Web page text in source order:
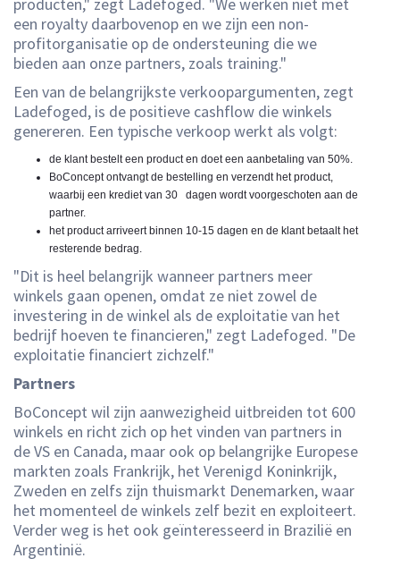
een royalty daarbovenop en we zijn een non-
profitorganisatie op de ondersteuning die we
bieden aan onze partners, zoals training."
Een van de belangrijkste verkoopargumenten, zegt
Ladefoged, is de positieve cashflow die winkels
genereren. Een typische verkoop werkt als volgt:
de klant bestelt een product en doet een aanbetaling van 50%.
BoConcept ontvangt de bestelling en verzendt het product,
waarbij een krediet van 30 dagen wordt voorgeschoten aan de
partner.
het product arriveert binnen 10-15 dagen en de klant betaalt het
resterende bedrag.
"Dit is heel belangrijk wanneer partners meer
winkels gaan openen, omdat ze niet zowel de
investering in de winkel als de exploitatie van het
bedrijf hoeven te financieren," zegt Ladefoged. "De
exploitatie financiert zichzelf."
Partners
BoConcept wil zijn aanwezigheid uitbreiden tot 600
winkels en richt zich op het vinden van partners in
de VS en Canada, maar ook op belangrijke Europese
markten zoals Frankrijk, het Verenigd Koninkrijk,
Zweden en zelfs zijn thuismarkt Denemarken, waar
het momenteel de winkels zelf bezit en exploiteert.
Verder weg is het ook geïnteresseerd in Brazilië en
Argentinië.